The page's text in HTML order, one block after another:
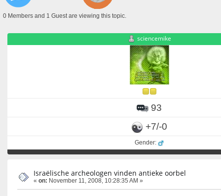
0 Members and 1 Guest are viewing this topic.
sciencemike
93
+7/-0
Gender:
Israëlische archeologen vinden antieke oorbel
« on: November 11, 2008, 10:28:35 AM »